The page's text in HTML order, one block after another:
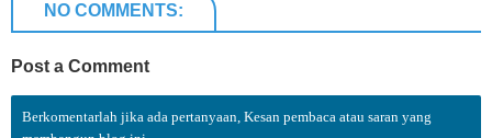
NO COMMENTS:
Post a Comment
Berkomentarlah jika ada pertanyaan, Kesan pembaca atau saran yang